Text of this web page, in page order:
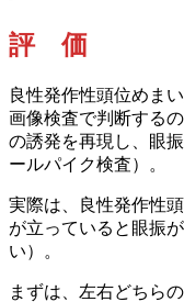
評 価
良性発作性頭位めま
画像検査で判断する
の誘発を再現し、眼
ールパイク検査）。
実際は、良性発作性
が立っていると眼振
い）。
まずは、左右どちら